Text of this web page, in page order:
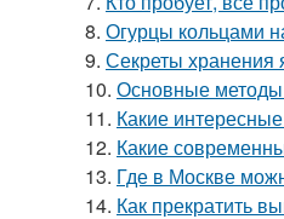
8. Огурцы кольцами
9. Секреты хранения
10. Основные методы
11. Какие
12. Какие
13. Где в Москве
14. Как прекратить